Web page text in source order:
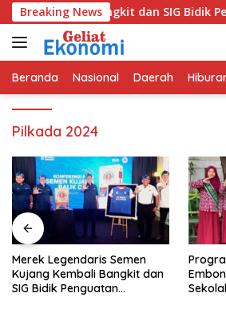
Langsung
ke
konten
Breaking News
Kembali Bangkit dan SIG Bidik
Beranda Nasional Daerah
Pilkada 2024
Merek Legendaris Semen
Kujang Kembali Bangkit dan
SIG Bidik Penguatan